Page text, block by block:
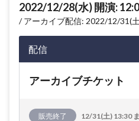
2022/12/28(水) 開演:
アーカイブ配信: 2022/12/31(
配信
アーカイブチケット
販売終了 12/31(土) 13:30